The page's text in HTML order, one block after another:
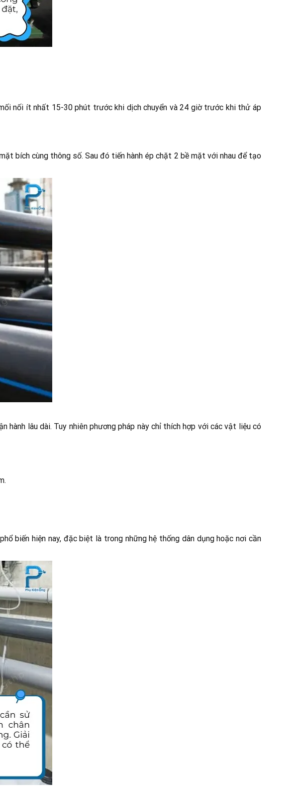
nối ít nhất 15-30 phút trước khi dịch chuyển và 24 giờ trước khi thử áp
bích cùng thông số. Sau đó tiến hành ép chặt 2 bề mặt với nhau để tạo
lâu dài. Tuy nhiên phương pháp này chỉ thích hợp với các vật liệu có
biến hiện nay, đặc biệt là trong những hệ thống dân dụng hoặc nơi cần